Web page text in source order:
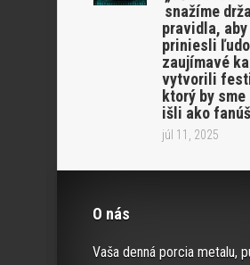
snažíme
pravidla,
priniesli
zaujímavé
vytvorili
ktorý by
išli ako
júl 11, 2025
O nás
Vaša denná porcia metalu,